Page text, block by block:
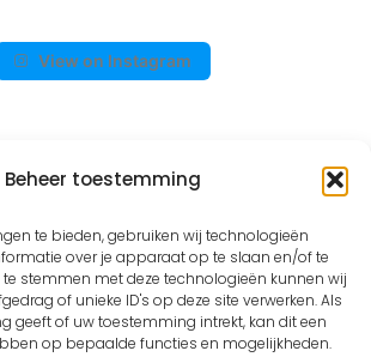
Beheer toestemming
te bieden, gebruiken wij technologieën
over je apparaat op te slaan en/of te
stemmen met deze technologieën kunnen wij
of unieke ID's op deze site verwerken. Als
geeft of uw toestemming intrekt, kan dit een
op bepaalde functies en mogelijkheden.
View on Instagram
All Rights Reserved. Protected by
Common license 3.0